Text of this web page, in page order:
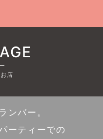
店
ンバー。
ーティーでの